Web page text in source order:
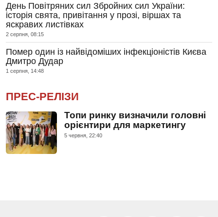
День Повітряних сил Збройних сил України:
історія свята, привітання у прозі, віршах та
яскравих листівках
2 серпня, 08:15
Помер один із найвідоміших інфекціоністів Києва
Дмитро Дудар
1 серпня, 14:48
ПРЕС-РЕЛІЗИ
Топи ринку визначили головні
орієнтири для маркетингу
5 червня, 22:40